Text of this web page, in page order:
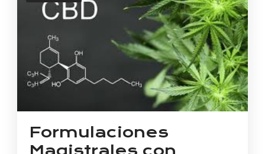
Formulaciones
Magistrales con